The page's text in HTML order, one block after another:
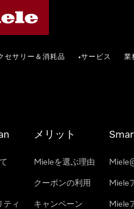
セサリー＆消耗品 •サービス 業
ティ
メリット
Mieleを選ぶ理由
クーポンの利用
キャンペーン
Miele
Miele